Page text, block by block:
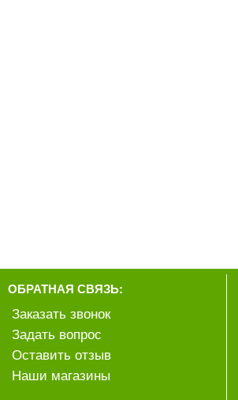
ОБРАТНАЯ СВЯЗЬ:
Заказать звонок
Задать вопрос
Оставить отзыв
Наши магазины